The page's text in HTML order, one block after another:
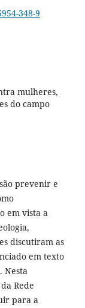
348-9
mulheres,
do campo
prevenir e
em vista a
discutiram as
em texto
Nesta
Rede
para a